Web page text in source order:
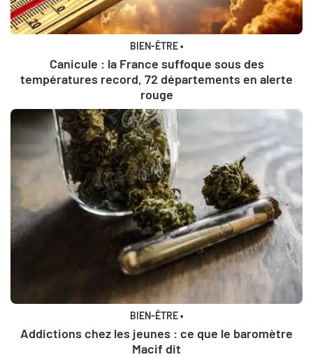
BIEN-ÊTRE•
Canicule : la France suffoque sous des
températures record, 72 départements en alerte
rouge
BIEN-ÊTRE•
Addictions chez les jeunes : ce que le baromètre
Macif dit